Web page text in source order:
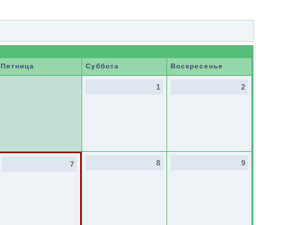
Пятница Суббота Воскресенье
1 2
7 8 9